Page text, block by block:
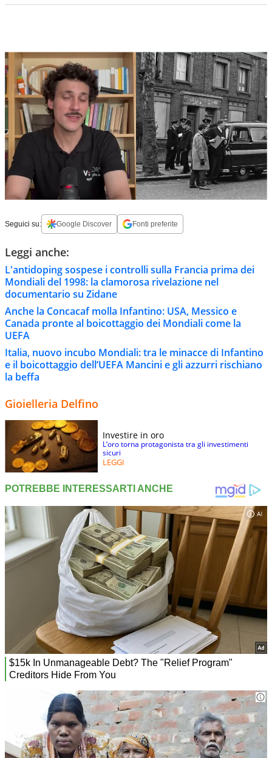
Seguici su: Google Discover Fonti preferite
Leggi anche:
L'antidoping sospese i controlli sulla Francia prima dei
Mondiali del 1998: la clamorosa rivelazione nel
documentario su Zidane
Anche la Concacaf molla Infantino: USA, Messico e
Canada pronte al boicottaggio dei Mondiali come la
UEFA
Italia, nuovo incubo Mondiali: tra le minacce di Infantino
e il boicottaggio dell’UEFA Mancini e gli azzurri rischiano
la beffa
Gioielleria Delfino
Investire in oro
L’oro torna protagonista tra gli investimenti
sicuri
LEGGI